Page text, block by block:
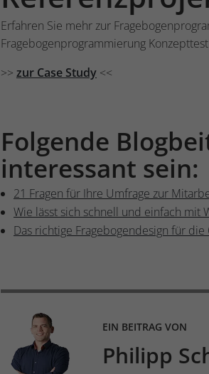
Erfahren Sie mehr zur
Fragebogenprogrammierung
>> zur Case Study <<
Folgende
interessant sein:
21 Fragen für Ihre Umfrage zur
Wie lässt sich schnell und einfach mit
Das richtige Fragebogendesign für
EIN BEITRAG VON
Philipp